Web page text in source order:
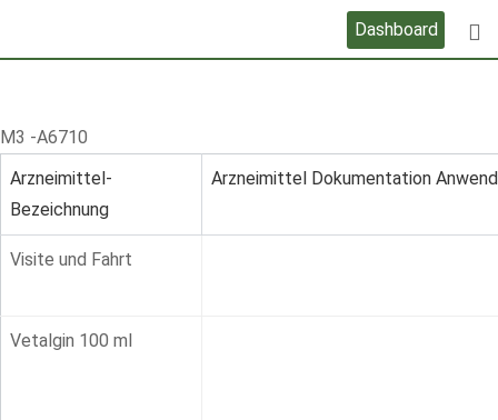
Dashboard
M3 -A6710
Arzneimittel-
Bezeichnung
Arzneimittel Dokumentation
Visite und Fahrt
Vetalgin 100 ml